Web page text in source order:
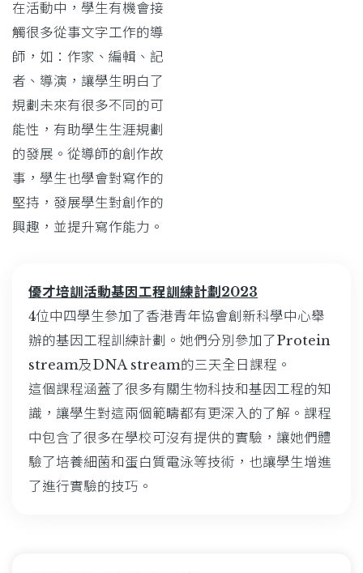
在活動中，學生有機會接
觸很多從事文字工作的導
師，如：作家、編輯、記
者、導演，讓學生明白了
規劃未來有很多不同的可
能性，有助學生生涯規劃
的發展。從導師的創作故
事，學生也學會對寫作的
堅持，發展學生對創作的
興趣，並提升寫作能力。
優才培訓活動基因工程訓練計劃2023
4位中四學生參加了香港青年協會創新科學中心舉
辦的基因工程訓練計劃。她們分別參加了Protein
stream及DNA stream的三天全日課程。
這個課程涵蓋了很多有關生物科技和基因工程的知
識，讓學生對這兩個範疇都有更深入的了解。課程
中包含了很多在學校可沒有提供的實驗，讓她們體
驗了培養細菌和蛋白質電泳等技術，也讓學生增進
了進行實驗的技巧。